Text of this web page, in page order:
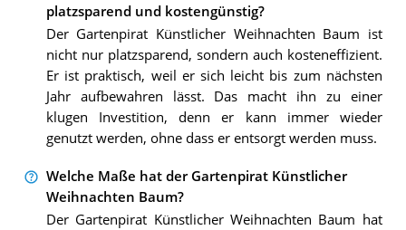
platzsparend und kostengünstig?
Der Gartenpirat Künstlicher Weihnachten Baum ist
nicht nur platzsparend, sondern auch kosteneffizient.
Er ist praktisch, weil er sich leicht bis zum nächsten
Jahr aufbewahren lässt. Das macht ihn zu einer
klugen Investition, denn er kann immer wieder
genutzt werden, ohne dass er entsorgt werden muss.
Welche Maße hat der Gartenpirat Künstlicher
Weihnachten Baum?
Der Gartenpirat Künstlicher Weihnachten Baum hat